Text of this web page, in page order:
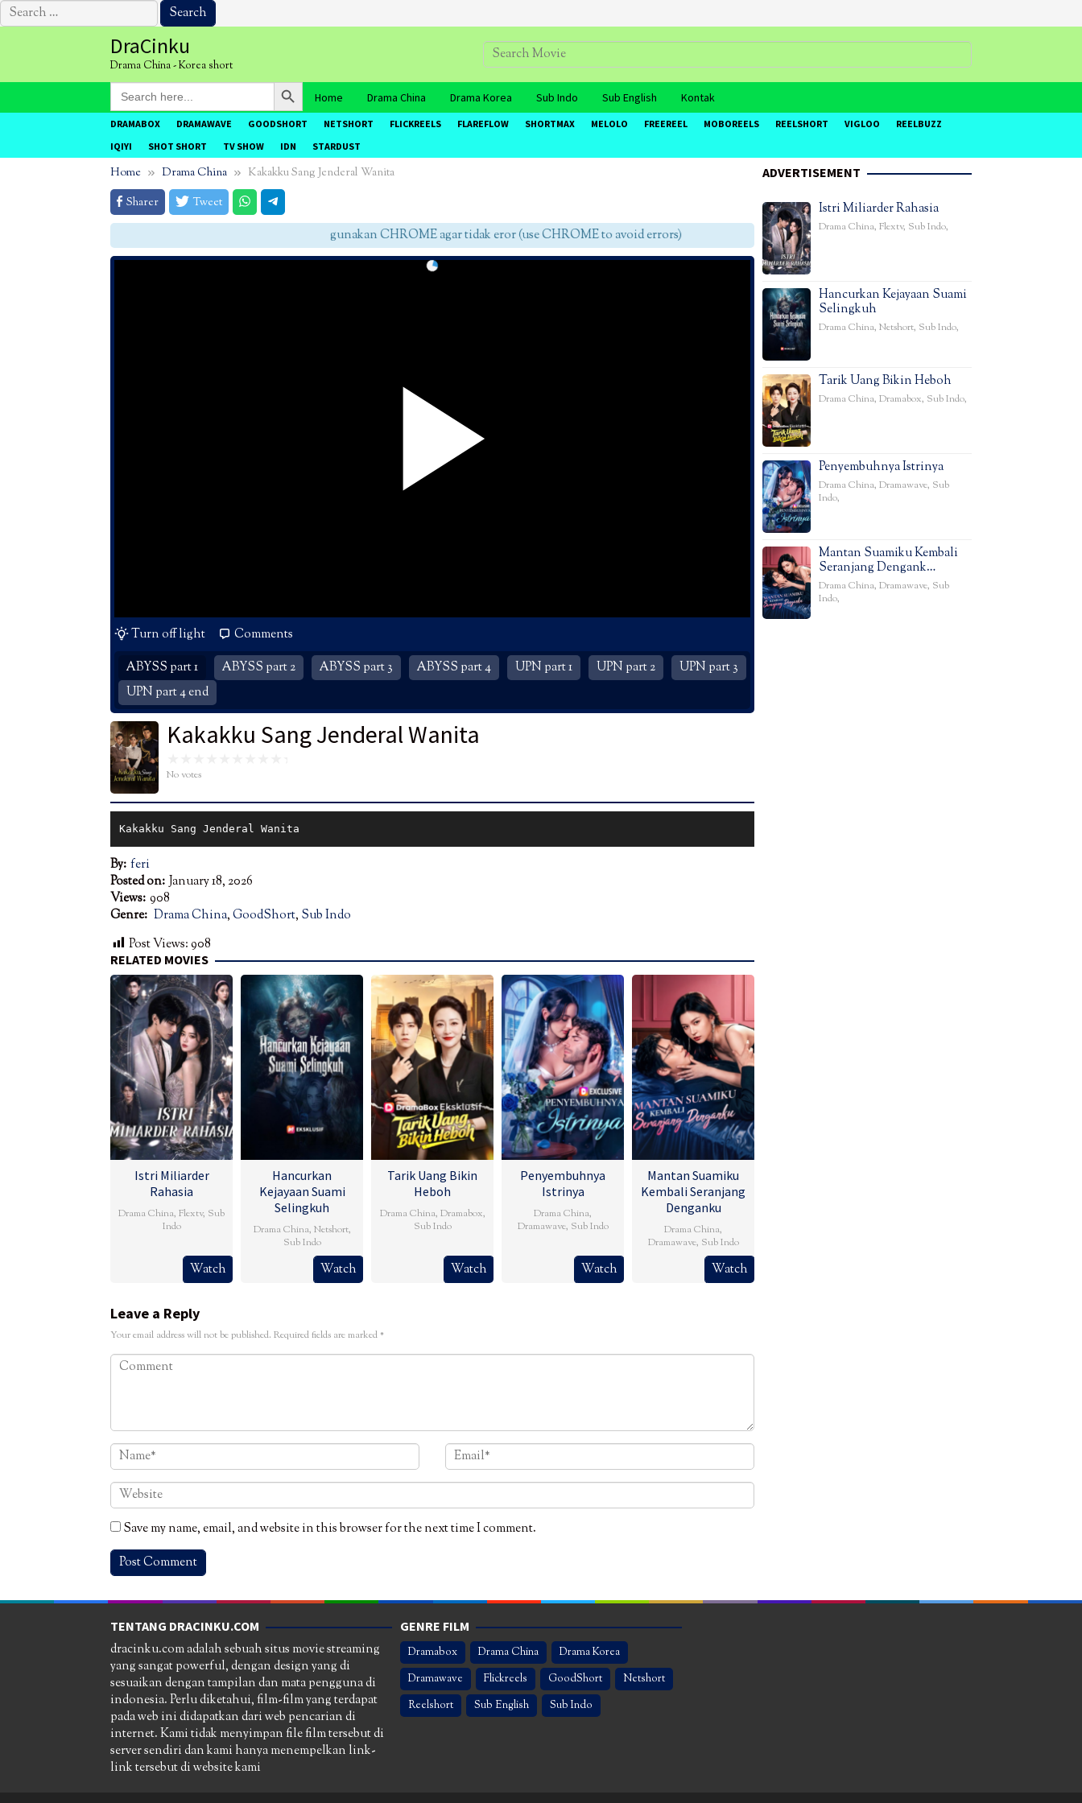
Search
for:
DraCinku
Drama China - Korea short
Search
for:
Search Button
Home Drama China Drama Korea Sub Indo Sub English Kontak
DRAMABOX DRAMAWAVE GOODSHORT NETSHORT FLICKREELS FLAREFLOW SHORTMAX MELOLO FREEREEL MOBOREELS REELSHORT VIGLOO
REELBUZZ
IQIYI
SHOT SHORT TV SHOW IDN STARDUST
Home Drama China
Kakakku Sang Jenderal Wanita
Sharer
Tweet
gunakan CHROME agar tidak eror (use CHROME to avoid errors)
Turn off light
Comments
ABYSS part 1
ABYSS part 2 ABYSS part 3 ABYSS part 4 UPN part 1 UPN part 2
UPN part 3
UPN part 4 end
Kakakku Sang Jenderal Wanita
No votes
Kakakku Sang Jenderal Wanita
By: feri
Posted on: January 18, 2026
Views: 908
Genre: Drama China,GoodShort, Sub Indo
Post Views:908
RELATED MOVIES
Istri Miliarder
Rahasia
Drama China, Flextv, Sub
Indo
Watch
Hancurkan
Kejayaan Suami
Selingkuh
Drama China, Netshort,
Sub Indo
Watch
Tarik Uang Bikin
Heboh
Drama China, Dramabox,
Sub Indo
Watch
Penyembuhnya
Istrinya
Drama China,
Dramawave, Sub Indo
Watch
Mantan Suamiku
Kembali Seranjang
Denganku
Drama China,
Dramawave, Sub Indo
Watch
Leave a Reply
Your email address will not be published. Required fields are marked*
Save my name, email, and website in this browser for the next time I comment.
ADVERTISEMENT
Istri Miliarder Rahasia
Drama China, Flextv, Sub Indo,
Hancurkan Kejayaan Suami
Selingkuh
Drama China, Netshort, Sub Indo,
Tarik Uang Bikin Heboh
Drama China, Dramabox, Sub Indo,
Penyembuhnya Istrinya
Drama China, Dramawave, Sub
Indo,
Mantan Suamiku Kembali
Seranjang Dengank…
Drama China, Dramawave, Sub
Indo,
TENTANG DRACINKU.COM
dracinku.com adalah sebuah situs movie streaming
yang sangat powerful, dengan design yang di
sesuaikan dengan tampilan dan mata pengguna di
indonesia. Perlu diketahui, film-film yang terdapat
pada web ini didapatkan dari web pencarian di
internet. Kami tidak menyimpan file film tersebut di
server sendiri dan kami hanya menempelkan link-
link tersebut di website kami
GENRE FILM
Dramabox Drama China
Drama Korea
Dramawave
Flickreels GoodShort
Netshort
Reelshort
Sub English Sub Indo